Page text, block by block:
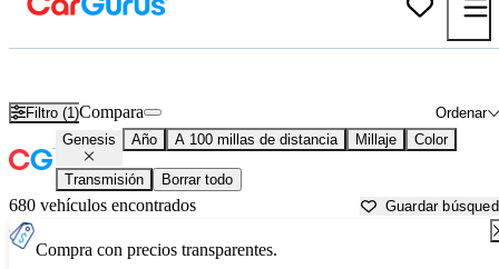
Filtro (1) Ordenar
Compara
Genesis Año A 100 millas de distancia Millaje Color
Transmisión Borrar todo
680 vehículos encontrados Guardar
Compra con precios transparentes.